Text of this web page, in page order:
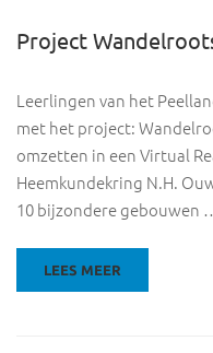
Project
Leerlingen van het
met het project:
omzetten in een Virtual
Heemkundekring N.H.
10 bijzondere gebouwen
LEES MEER